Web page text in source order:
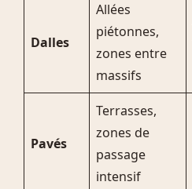
Dalles
Allées
piétonnes,
zones entre
massifs
Pavés
Terrasses,
zones de
passage
intensif